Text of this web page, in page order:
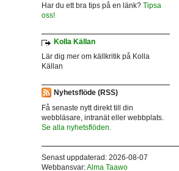
Har du ett bra tips på en länk? Tipsa
oss!
Kolla Källan
Lär dig mer om källkritik på Kolla
Källan
Nyhetsflöde (RSS)
Få senaste nytt direkt till din
webbläsare, intranät eller webbplats.
Se alla nyhetsflöden.
Senast uppdaterad: 2026-08-07
Webbansvar:Alma Taawo